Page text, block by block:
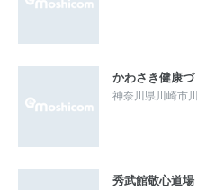
かわさき健康
神奈川県川崎市
秀武館敬心道場